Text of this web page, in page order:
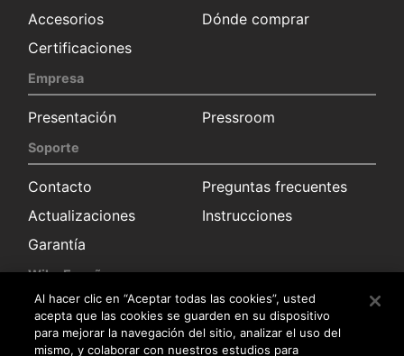
Accesorios
Dónde comprar
Certificaciones
Empresa
Presentación Pressroom
Soporte
Contacto
Preguntas frecuentes
Actualizaciones
Instrucciones
Garantía
Wiko España
Solicitud información
Sala de prensa
Distribuidores
Al hacer clic en “Aceptar todas las cookies”, usted
acepta que las cookies se guarden en su dispositivo
para mejorar la navegación del sitio, analizar el uso del
mismo, y colaborar con nuestros estudios para